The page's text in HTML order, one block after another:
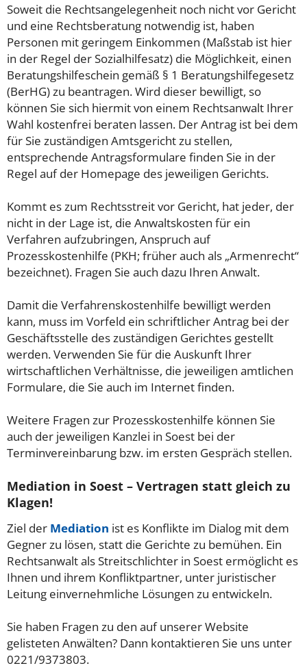
Soweit die Rechtsangelegenheit noch nicht vor Gericht
und eine Rechtsberatung notwendig ist, haben
Personen mit geringem Einkommen (Maßstab ist hier
in der Regel der Sozialhilfesatz) die Möglichkeit, einen
Beratungshilfeschein gemäß § 1 Beratungshilfegesetz
(BerHG) zu beantragen. Wird dieser bewilligt, so
können Sie sich hiermit von einem Rechtsanwalt Ihrer
Wahl kostenfrei beraten lassen. Der Antrag ist bei dem
für Sie zuständigen Amtsgericht zu stellen,
entsprechende Antragsformulare finden Sie in der
Regel auf der Homepage des jeweiligen Gerichts.
Kommt es zum Rechtsstreit vor Gericht, hat jeder, der
nicht in der Lage ist, die Anwaltskosten für ein
Verfahren aufzubringen, Anspruch auf
Prozesskostenhilfe (PKH; früher auch als „Armenrecht“
bezeichnet). Fragen Sie auch dazu Ihren Anwalt.
Damit die Verfahrenskostenhilfe bewilligt werden
kann, muss im Vorfeld ein schriftlicher Antrag bei der
Geschäftsstelle des zuständigen Gerichtes gestellt
werden. Verwenden Sie für die Auskunft Ihrer
wirtschaftlichen Verhältnisse, die jeweiligen amtlichen
Formulare, die Sie auch im Internet finden.
Weitere Fragen zur Prozesskostenhilfe können Sie
auch der jeweiligen Kanzlei in Soest bei der
Terminvereinbarung bzw. im ersten Gespräch stellen.
Mediation in Soest – Vertragen statt gleich zu
Klagen!
Ziel der Mediation ist es Konflikte im Dialog mit dem
Gegner zu lösen, statt die Gerichte zu bemühen. Ein
Rechtsanwalt als Streitschlichter in Soest ermöglicht es
Ihnen und ihrem Konfliktpartner, unter juristischer
Leitung einvernehmliche Lösungen zu entwickeln.
Sie haben Fragen zu den auf unserer Website
gelisteten Anwälten? Dann kontaktieren Sie uns unter
0221/9373803.